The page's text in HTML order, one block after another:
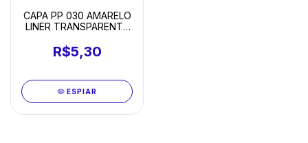
CAPA PP 030 AMARELO
LINER TRANSPARENTE
R$5,30
ESPIAR